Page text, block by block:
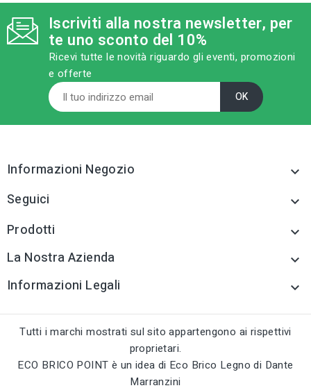
Ferramenta
tune RC LABEL
Disponibile in negozio
tune RC LABEL
Disponibile in negozio
Iscriviti alla nostra newsletter, per
te uno sconto del 10%
Ricevi tutte le novità riguardo gli eventi, promozioni
e offerte
Informazioni Negozio 
Seguici 
Prodotti 
La Nostra Azienda 
Informazioni Legali 
Tutti i marchi mostrati sul sito appartengono ai rispettivi
proprietari.
ECO BRICO POINT è un idea di Eco Brico Legno di Dante
Marranzini